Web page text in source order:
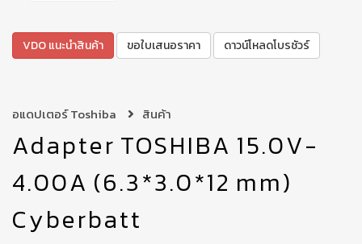
VDO แนะนำสินค้า ขอใบเสนอราคา ดาวน์โหลดโบรชัวร์
อแดปเตอร์ Toshiba สินค้า
Adapter TOSHIBA 15.0V-
4.00A (6.3*3.0*12 mm)
Cyberbatt